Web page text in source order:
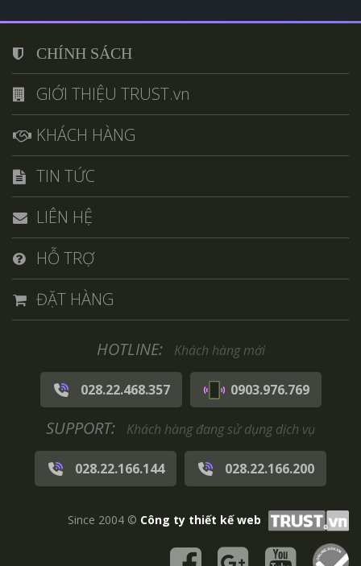
CHÍNH SÁCH
GIỚI THIỆU TRUST.vn
KHÁCH HÀNG
TIN TỨC
LIÊN HỆ
HỖ TRỢ
ĐẶT HÀNG
HOTLINE: Khách hàng mới
028.22.468.357 0903.976.769
SUPPORT: Khách hàng đang sử dụng dịch vụ
028.22.166.144 028.22.166.200
Since 2004 © Công ty thiết kế web